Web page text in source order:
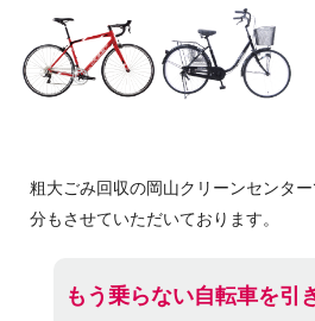
粗大ごみ回収の岡山クリーンセンタ
分もさせていただいております。
もう乗らない自転車を引